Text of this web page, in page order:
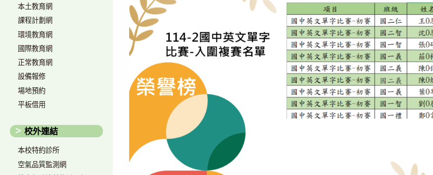
本土教育網
課程計劃網
環境教育網
國際教育網
正常教育網
設備報修
場地預約
平板借用
校外連結
本校特約診所
空氣品質監測網